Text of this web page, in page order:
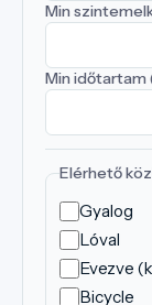
Min
Min időtartam
Elérhető
Gyalog
Lóval
Evezve
Bicycle